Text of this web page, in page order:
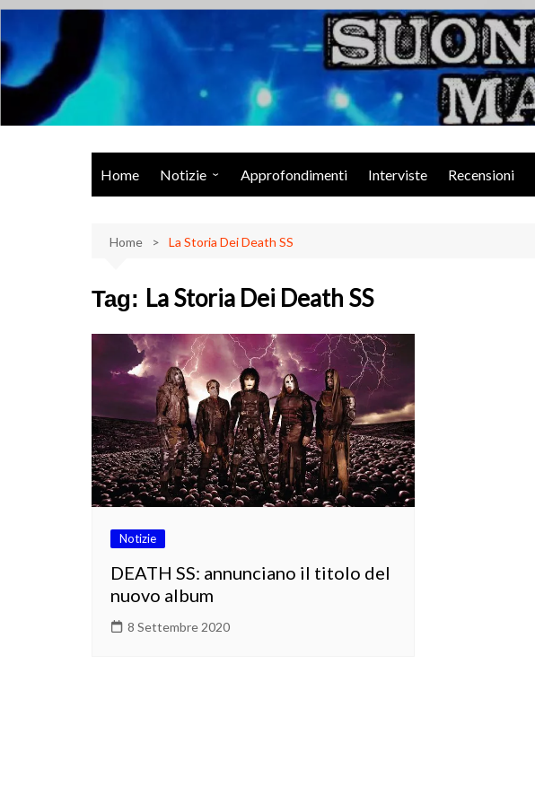
Salta
contenuto
Musica Rock, Metal, Punk e varie sonorità alternative
Home Notizie
Eventi
Libri
Approfondimenti Interviste Recensioni
Home La Storia Dei Death SS
Tag: La Storia Dei Death SS
Notizie
DEATH SS: annunciano il titolo del
nuovo album
8 Settembre 2020